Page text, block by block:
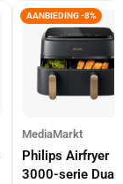
AANBIEDING -8%
MediaMarkt
Philips Airfryer
3000-serie Dual